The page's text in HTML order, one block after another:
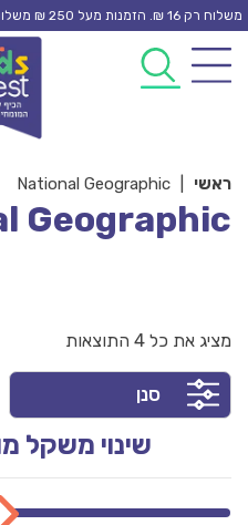
Skip
content
משלוח רק 16 ₪. הזמנות מעל 250 ₪ משלוח נק’ איסוף חינם
ראשי National Geographic
Geographic
מציג את כל 4 התוצאות
סנן
שינוי משקל